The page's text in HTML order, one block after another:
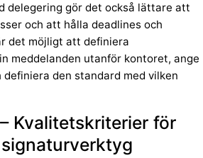
delegering gör det också lättare att
och att hålla deadlines och
det möjligt att definiera
meddelanden utanför kontoret, ange
den standard med vilken
Kvalitetskriterier för